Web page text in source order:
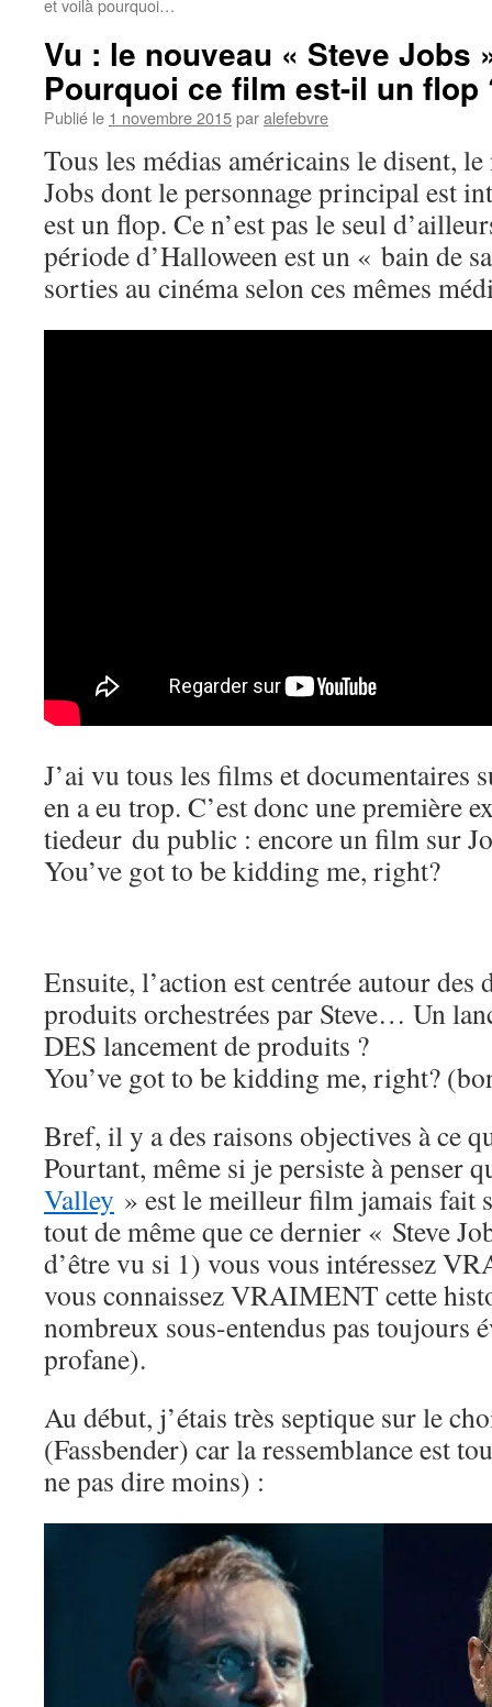
et voilà pourquoi…
Vu : le nouveau « Steve
Pourquoi ce film est-il un flop
Publié le 1 novembre 2015paralefebvre
Tous les médias américains le disent,
Jobs dont le personnage principal est
est un flop. Ce n’est pas le seul
période d’Halloween est un « bain de
sorties au cinéma selon ces mêmes
J’ai vu tous les films et documentaires
en a eu trop. C’est donc une première
tiedeur du public : encore un film sur
You’ve got to be kidding me, right?
Ensuite, l’action est centrée autour des
produits orchestrées par Steve… Un
DES lancement de produits ?
You’ve got to be kidding me, right?
Bref, il y a des raisons objectives à ce
Pourtant, même si je persiste à penser
Valley » est le meilleur film jamais fait
tout de même que ce dernier « Steve
d’être vu si 1) vous vous intéressez
vous connaissez VRAIMENT cette
nombreux sous-entendus pas toujours
profane).
Au début, j’étais très septique sur le
(Fassbender) car la ressemblance est
ne pas dire moins) :